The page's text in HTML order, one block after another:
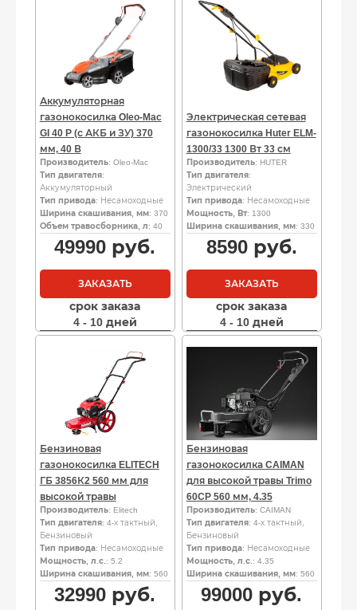
Аккумуляторная
газонокосилка Oleo-Mac
GI 40 P (с АКБ и ЗУ) 370
мм, 40 В
Производитель: Oleo-Mac
Тип двигателя:
Аккумуляторный
Тип привода: Несамоходные
Ширина скашивания, мм: 370
Объем травосборника, л: 40
49990 руб.
ЗАКАЗАТЬ
срок заказа
4 - 10 дней
Электрическая сетевая
газонокосилка Huter ELM-
1300/33 1300 Вт 33 см
Производитель: HUTER
Тип двигателя:
Электрический
Тип привода: Несамоходные
Мощность, Вт: 1300
Ширина скашивания, мм: 330
8590руб.
ЗАКАЗАТЬ
срок заказа
4 - 10 дней
Бензиновая
газонокосилка ELITECH
ГБ 3856К2 560 мм для
высокой травы
Производитель: Elitech
Тип двигателя: 4-х тактный,
Бензиновый
Тип привода: Несамоходные
Мощность, л.с. : 5.2
Ширина скашивания, мм: 560
32990 руб.
Бензиновая
газонокосилка CAIMAN
для высокой травы Trimo
60CP 560 мм, 4.35
Производитель: CAIMAN
Тип двигателя: 4-х тактный,
Бензиновый
Тип привода: Несамоходные
Мощность, л.с. : 4.35
Ширина скашивания, мм: 560
99000 руб.